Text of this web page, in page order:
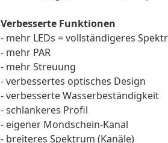
Verbesserte Funktionen
- mehr LEDs = vollständigeres
- mehr PAR
- mehr Streuung
- verbessertes optisches Design
- verbesserte Wasserbeständigkeit
- schlankeres Profil
- eigener Mondschein-Kanal
- breiteres Spektrum (Kanäle)